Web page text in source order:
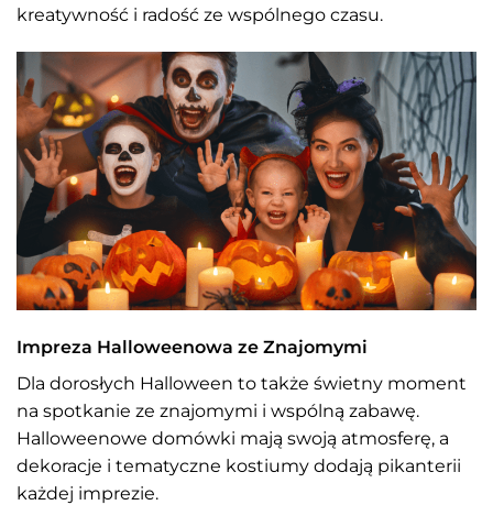
kreatywność i radość ze wspólnego czasu.
Impreza Halloweenowa ze Znajomymi
Dla dorosłych Halloween to także świetny moment
na spotkanie ze znajomymi i wspólną zabawę.
Halloweenowe domówki mają swoją atmosferę, a
dekoracje i tematyczne kostiumy dodają pikanterii
każdej imprezie.